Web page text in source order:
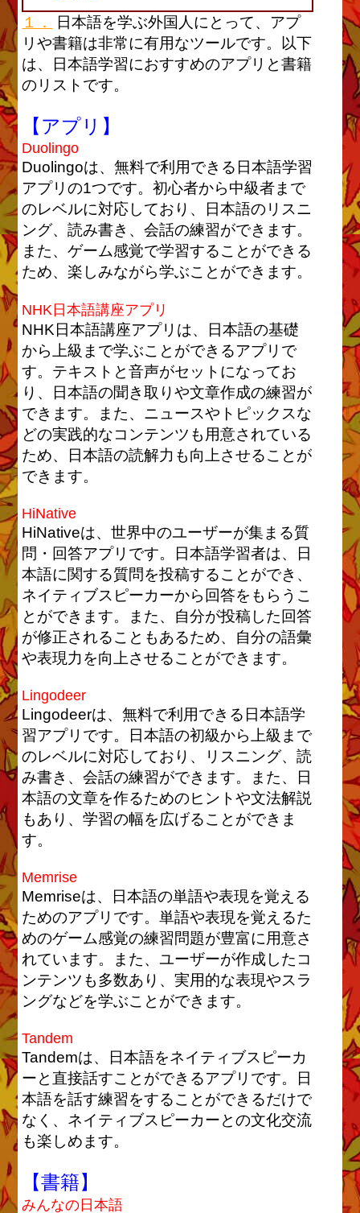
１．
日本語を学ぶ外国人にとって、アプ
リや書籍は非常に有用なツールです。以下
は、日本語学習におすすめのアプリと書籍
のリストです。
【アプリ】
Duolingo
Duolingoは、無料で利用できる日本語学習
アプリの1つです。初心者から中級者まで
のレベルに対応しており、日本語のリスニ
ング、読み書き、会話の練習ができます。
また、ゲーム感覚で学習することができる
ため、楽しみながら学ぶことができます。
NHK日本語講座アプリ
NHK日本語講座アプリは、日本語の基礎
から上級まで学ぶことができるアプリで
す。テキストと音声がセットになってお
り、日本語の聞き取りや文章作成の練習が
できます。また、ニュースやトピックスな
どの実践的なコンテンツも用意されている
ため、日本語の読解力も向上させることが
できます。
HiNative
HiNativeは、世界中のユーザーが集まる質
問・回答アプリです。日本語学習者は、日
本語に関する質問を投稿することができ、
ネイティブスピーカーから回答をもらうこ
とができます。また、自分が投稿した回答
が修正されることもあるため、自分の語彙
や表現力を向上させることができます。
Lingodeer
Lingodeerは、無料で利用できる日本語学
習アプリです。日本語の初級から上級まで
のレベルに対応しており、リスニング、読
み書き、会話の練習ができます。また、日
本語の文章を作るためのヒントや文法解説
もあり、学習の幅を広げることができま
す。
Memrise
Memriseは、日本語の単語や表現を覚える
ためのアプリです。単語や表現を覚えるた
めのゲーム感覚の練習問題が豊富に用意さ
れています。また、ユーザーが作成したコ
ンテンツも多数あり、実用的な表現やスラ
ングなどを学ぶことができます。
Tandem
Tandemは、日本語をネイティブスピーカ
ーと直接話すことができるアプリです。日
本語を話す練習をすることができるだけで
なく、ネイティブスピーカーとの文化交流
も楽しめます。
【書籍】
みんなの日本語